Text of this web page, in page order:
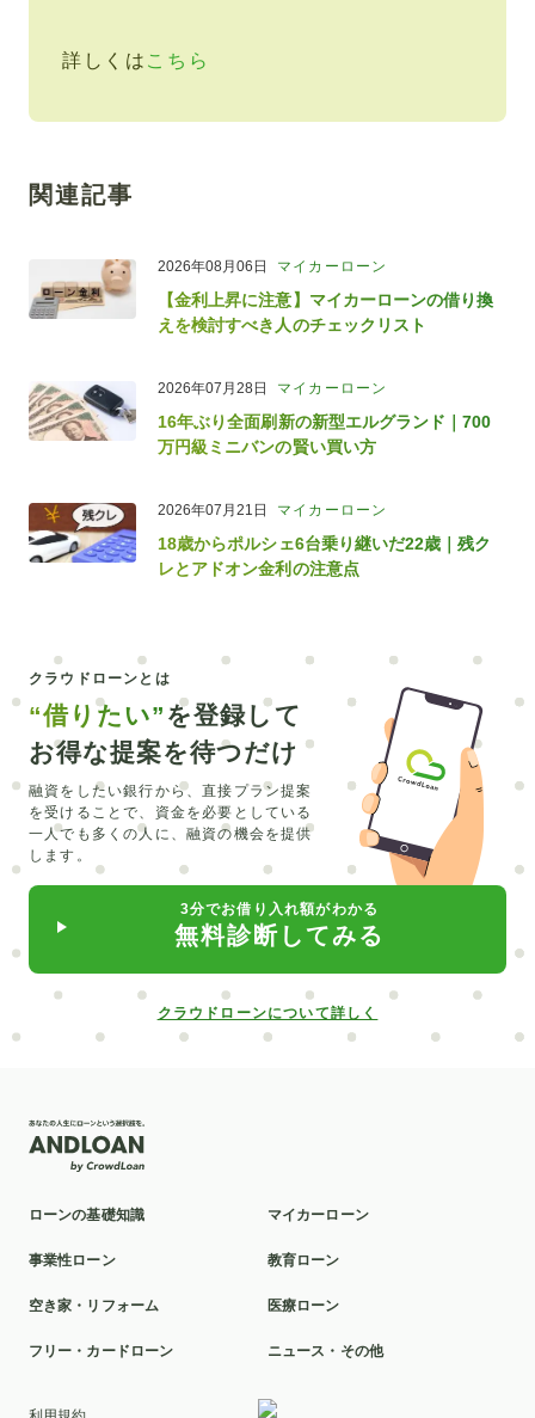
詳しくは こちら
関連記事
2026年08月06日 マイカーローン
【金利上昇に注意】マイカーローンの借り換
えを検討すべき人のチェックリスト
2026年07月28日 マイカーローン
16年ぶり全面刷新の新型エルグランド｜700
万円級ミニバンの賢い買い方
2026年07月21日 マイカーローン
18歳からポルシェ6台乗り継いだ22歳｜残ク
レとアドオン金利の注意点
クラウドローンとは
“借りたい” を登録して
お得な提案を待つだけ
融資をしたい銀行から、直接プラン提案
を受けることで、 資金を必要としている
一人でも多くの人に、融資の機会を提供
します。
3分でお借り入れ額がわかる
無料診断してみる
クラウドローンについて詳しく
ローンの基礎知識 マイカーローン
事業性ローン 教育ローン
空き家・リフォーム 医療ローン
フリー・カードローン ニュース・その他